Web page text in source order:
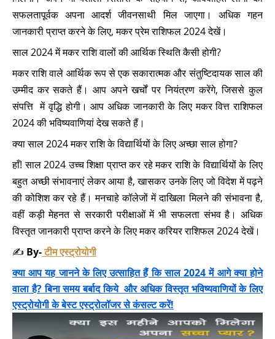
सफलतापूर्वक अपना आदर्श जीवनसाथी मिल जाएगा। अधिक गहन
जानकारी प्राप्त करने के लिए, मकर प्रेम राशिफल 2024 देखें।
साल 2024 में मकर राशि वालों की आर्थिक स्थिति कैसी होगी?
मकर राशि वाले आर्थिक रूप से एक सकारात्मक और संतुष्टिदायक साल की
उम्मीद कर सकते हैं। आप अपने खर्चों पर नियंत्रण करेंगे, जिससे कुल
संपत्ति में वृद्धि होगी। आप अधिक जानकारी के लिए मकर वित्त राशिफल
2024 की भविष्यवाणियां देख सकते हैं।
क्या साल 2024 मकर राशि के विद्यार्थियों के लिए अच्छा साल होगा?
हाँ! साल 2024 उच्च शिक्षा प्राप्त कर रहे मकर राशि के विद्यार्थियों के लिए
बहुत अच्छी संभावनाएं लेकर आया है, खासकर उनके लिए जो विदेश में पढ़ने
की कोशिश कर रहे हैं। मनचाहे कॉलेजों में दाखिला मिलने की संभावना है,
वहीं कड़ी मेहनत से सरकारी परीक्षाओं में भी सफलता संभव है। अधिक
विस्तृत जानकारी प्राप्त करने के लिए मकर करियर राशिफल 2024 देखें।
✍️ By-टीम एस्ट्रोयोगी
क्या आप यह जानने के लिए उत्साहित हैं कि साल 2024 में आगे क्या होने
वाला है? बिना समय बर्बाद किये और अधिक विस्तृत भविष्यवाणियों के लिए
एस्ट्रोयोगी के बेस्ट एस्ट्रोलॉजर से कंसल्ट करें!